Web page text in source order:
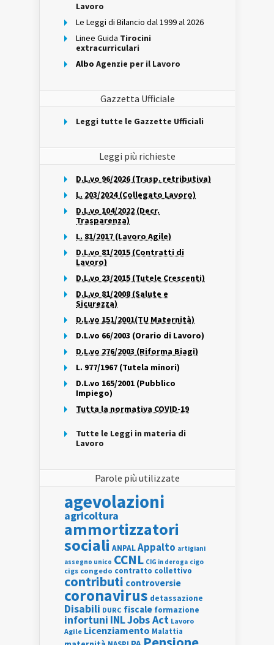
Lavoro
Le Leggi di Bilancio dal 1999 al 2026
Linee Guida Tirocini
extracurriculari
Albo Agenzie per il Lavoro
Gazzetta Ufficiale
Leggi tutte le Gazzette Ufficiali
Leggi più richieste
D.L.vo 96/2026 (Trasp. retributiva)
L. 203/2024 (Collegato Lavoro)
D.L.vo 104/2022 (Decr.
Trasparenza)
L. 81/2017 (Lavoro Agile)
D.L.vo 81/2015 (Contratti di
Lavoro)
D.L.vo 23/2015 (Tutele Crescenti)
D.L.vo 81/2008 (Salute e
Sicurezza)
D.L.vo 151/2001(TU Maternità)
D.L.vo 66/2003 (Orario di Lavoro)
D.L.vo 276/2003 (Riforma Biagi)
L. 977/1967 (Tutela minori)
D.L.vo 165/2001 (Pubblico
Impiego)
Tutta la normativa COVID-19
Tutte le Leggi in materia di
Lavoro
Parole più utilizzate
agevolazioni
agricoltura
ammortizzatori
sociali ANPALAppalto artigiani
assegno unico CCNL CIG in deroga cigo
cigs congedo contratto collettivo
contributi controversie
coronavirus detassazione
Disabili DURC fiscale formazione
infortuni INLJobs Act Lavoro
Agile Licenziamento Malattia